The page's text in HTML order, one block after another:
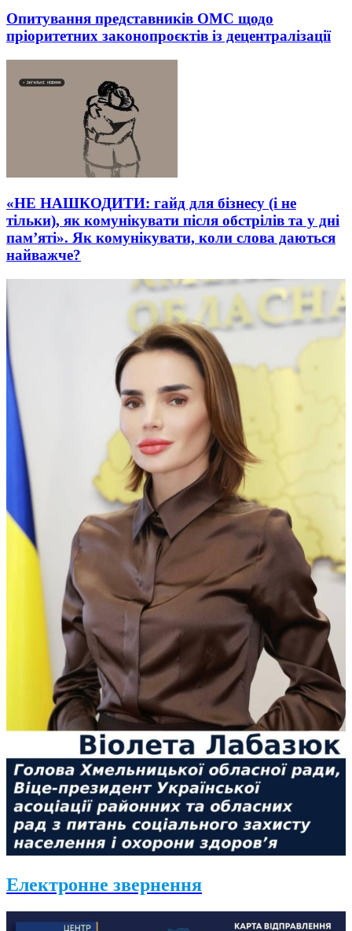
Опитування представників ОМС щодо
пріоритетних законопроєктів із децентралізації
«НЕ НАШКОДИТИ: гайд для бізнесу (і не
тільки), як комунікувати після обстрілів та у дні
пам’яті». Як комунікувати, коли слова даються
найважче?
Електронне звернення